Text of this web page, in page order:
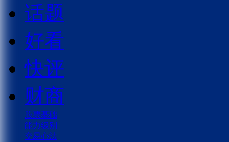
话题
好看
快评
财商
股票基础
能力级别
交易心法